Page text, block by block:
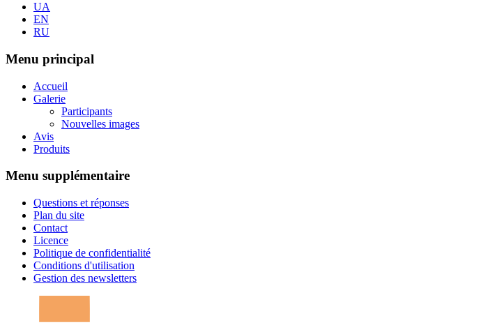
UA
EN
RU
Menu principal
Accueil
Galerie
Participants
Nouvelles images
Avis
Produits
Menu supplémentaire
Questions et réponses
Plan du site
Contact
Licence
Politique de confidentialité
Conditions d'utilisation
Gestion des newsletters